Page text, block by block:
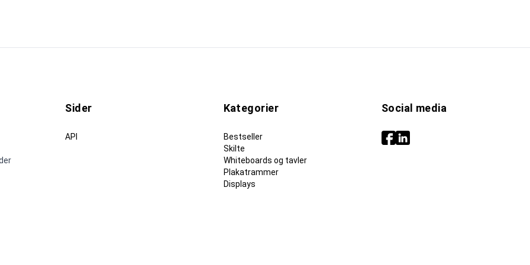
Sider
API
Kategorier
Bestseller
Skilte
Whiteboards og tavler
Plakatrammer
Displays
Social media